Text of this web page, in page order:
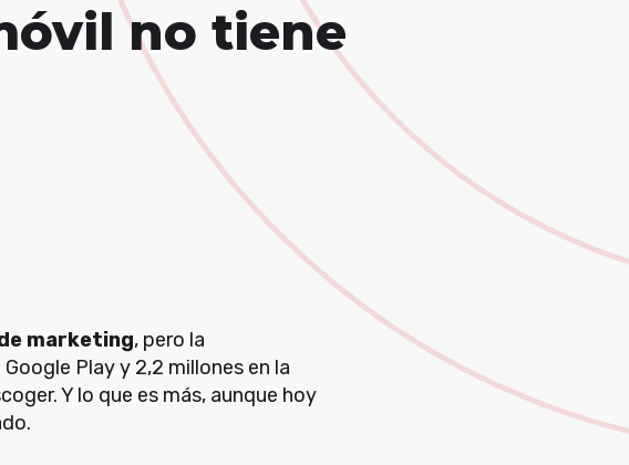
no tiene
marketing, pero la
Play y 2,2 millones en la
Y lo que es más, aunque hoy